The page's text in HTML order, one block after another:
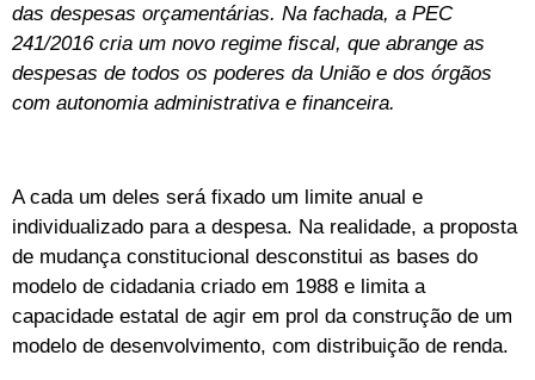
das despesas orçamentárias. Na fachada, a PEC
241/2016 cria um novo regime fiscal, que abrange as
despesas de todos os poderes da União e dos órgãos
com autonomia administrativa e financeira.
A cada um deles será fixado um limite anual e
individualizado para a despesa. Na realidade, a proposta
de mudança constitucional desconstitui as bases do
modelo de cidadania criado em 1988 e limita a
capacidade estatal de agir em prol da construção de um
modelo de desenvolvimento, com distribuição de renda.